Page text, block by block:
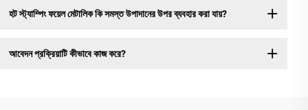
হট স্ট্যাম্পিং ফয়েল মেটালিক কি সমস্ত উপাদানের উপর ব্যবহার করা যায়?
আবেদন প্রক্রিয়াটি কীভাবে কাজ করে?